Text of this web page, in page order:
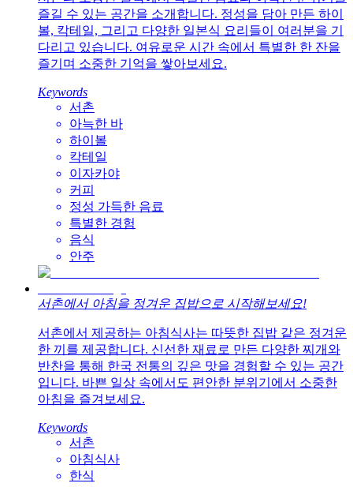
즐길 수 있는 공간을 소개합니다. 정성을 담아 만든 하이
볼, 칵테일, 그리고 다양한 일본식 요리들이 여러분을 기
다리고 있습니다. 여유로운 시간 속에서 특별한 한 잔을
즐기며 소중한 기억을 쌓아보세요.
Keywords
서촌
아늑한 바
하이볼
칵테일
이자카야
커피
정성 가득한 음료
특별한 경험
음식
안주
서촌에서 아침을 정겨운 집밥으로 시작해보세요!
서촌에서 제공하는 아침식사는 따뜻한 집밥 같은 정겨운
한 끼를 제공합니다. 신선한 재료로 만든 다양한 찌개와
반찬을 통해 한국 전통의 깊은 맛을 경험할 수 있는 공간
입니다. 바쁜 일상 속에서도 편안한 분위기에서 소중한
아침을 즐겨보세요.
Keywords
서촌
아침식사
한식